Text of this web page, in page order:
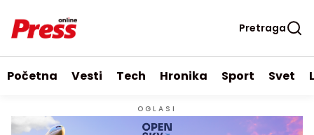
Pretraga
Početna Vesti Tech Hronika Sport Svet
OGLASI